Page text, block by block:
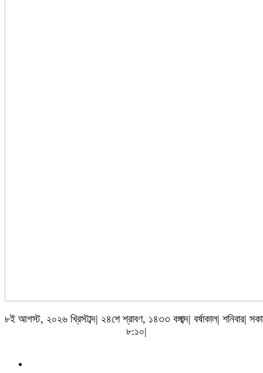
৮ই আগস্ট, ২০২৬ খ্রিস্টাব্দ| ২৪শে শ্রাবণ, ১৪৩৩ বঙ্গাব্দ| বর্ষাকাল| শনিবার|
৮:১০|